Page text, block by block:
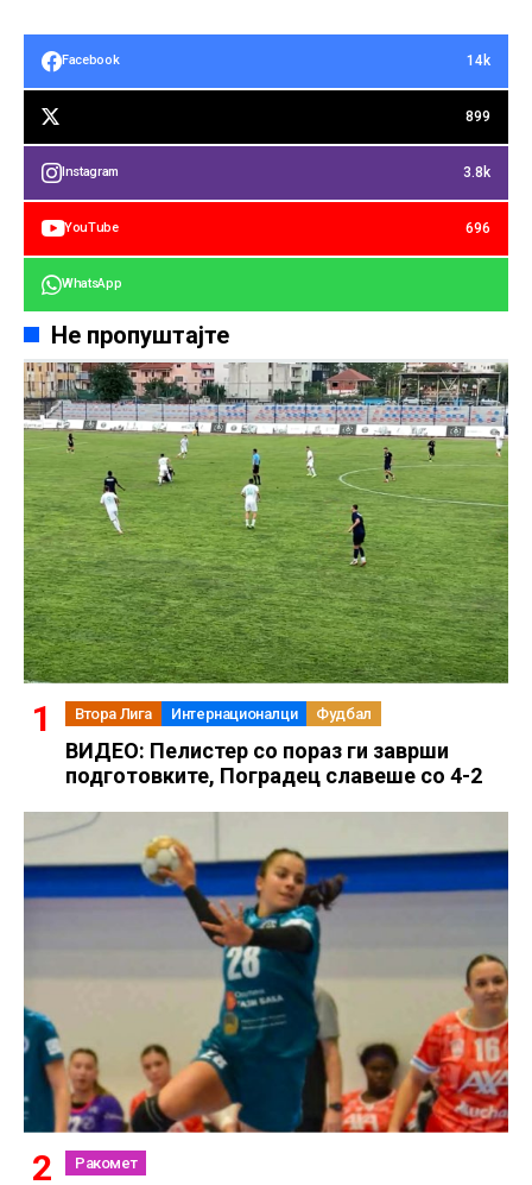
Facebook 14k
899
Instagram 3.8k
YouTube 696
WhatsApp
Не пропуштајте
Втора Лига Интернационалци Фудбал
ВИДЕО: Пелистер со пораз ги заврши
подготовките, Поградец славеше со 4-2
Ракомет